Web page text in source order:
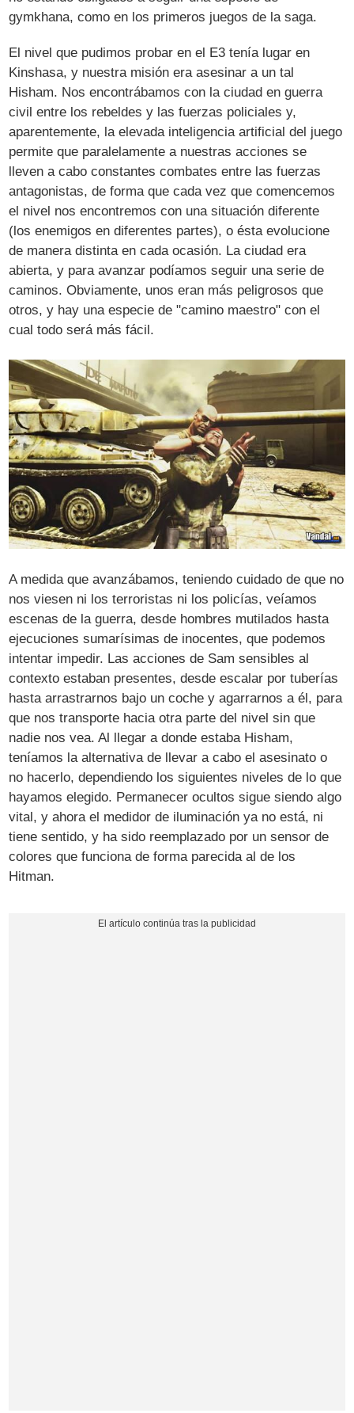
gymkhana, como en los primeros juegos de la saga.
El nivel que pudimos probar en el E3 tenía lugar en
Kinshasa, y nuestra misión era asesinar a un tal
Hisham. Nos encontrábamos con la ciudad en guerra
civil entre los rebeldes y las fuerzas policiales y,
aparentemente, la elevada inteligencia artificial del juego
permite que paralelamente a nuestras acciones se
lleven a cabo constantes combates entre las fuerzas
antagonistas, de forma que cada vez que comencemos
el nivel nos encontremos con una situación diferente
(los enemigos en diferentes partes), o ésta evolucione
de manera distinta en cada ocasión. La ciudad era
abierta, y para avanzar podíamos seguir una serie de
caminos. Obviamente, unos eran más peligrosos que
otros, y hay una especie de "camino maestro" con el
cual todo será más fácil.
A medida que avanzábamos, teniendo cuidado de que no
nos viesen ni los terroristas ni los policías, veíamos
escenas de la guerra, desde hombres mutilados hasta
ejecuciones sumarísimas de inocentes, que podemos
intentar impedir. Las acciones de Sam sensibles al
contexto estaban presentes, desde escalar por tuberías
hasta arrastrarnos bajo un coche y agarrarnos a él, para
que nos transporte hacia otra parte del nivel sin que
nadie nos vea. Al llegar a donde estaba Hisham,
teníamos la alternativa de llevar a cabo el asesinato o
no hacerlo, dependiendo los siguientes niveles de lo que
hayamos elegido. Permanecer ocultos sigue siendo algo
vital, y ahora el medidor de iluminación ya no está, ni
tiene sentido, y ha sido reemplazado por un sensor de
colores que funciona de forma parecida al de los
Hitman.